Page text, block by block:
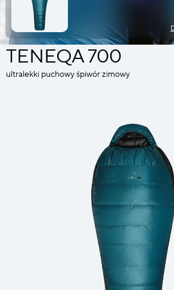
TENEQA 700
ultralekki puchowy śpiwór zimowy